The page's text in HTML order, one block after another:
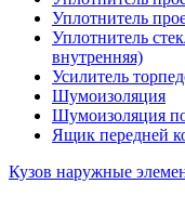
Уплотнитель
Уплотнитель
внутренняя)
Усилитель
Шумоизоляция
Шумоизоляция
Ящик передней
Кузов наружные